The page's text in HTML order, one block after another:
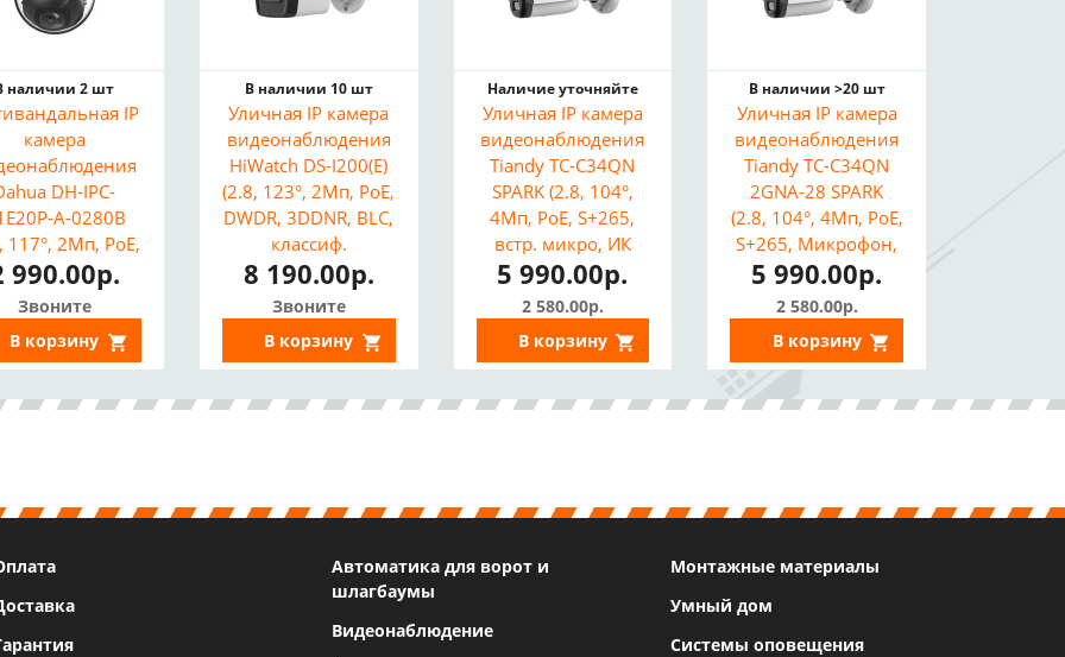
наличии 2 шт
IP
камера
DH-IPC-
A-0280B
117°, 2Мп, PoE,
DWDR,
IP67, ИК 30м)
990.00р.
Звоните
В корзину
В наличии 10 шт
Уличная IP камера
видеонаблюдения
HiWatch DS-I200(E)
(2.8, 123°, 2Мп, PoE,
DWDR, 3DDNR, BLC,
классиф.
"Человек"/"ТС",
H.265+, EXIR 30м,
IP67)
8 190.00р.
Звоните
В корзину
Наличие уточняйте
Уличная IP камера
видеонаблюдения
Tiandy TC-C34QN
SPARK (2.8, 104°,
4Мп, PoE, S+265,
встр. микро, ИК
30м, макролон,
IP67)
5 990.00р.
2 580.00р.
В корзину
В наличии >20 шт
Уличная IP камера
видеонаблюдения
Tiandy TC-C34QN
2GNA-28 SPARK
(2.8, 104°, 4Мп, PoE,
S+265, Микрофон,
ИИ, ИК 30м, IP67)
5 990.00р.
2 580.00р.
В корзину
Автоматика для ворот и
шлагбаумы
Видеонаблюдение
Монтажные материалы
Умный дом
Системы оповещения